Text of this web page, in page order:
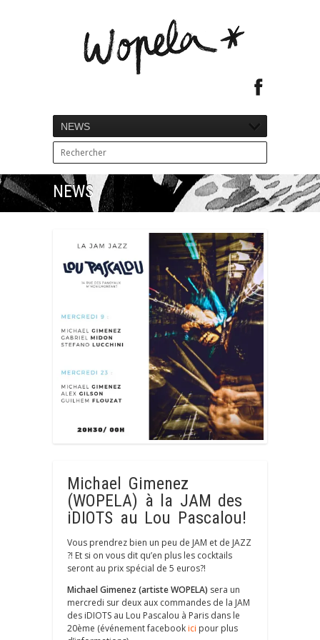
NEWS
NEWS
Michael Gimenez
(WOPELA) à la JAM des
iDIOTS au Lou Pascalou!
Vous prendrez bien un peu de JAM et de JAZZ
?! Et si on vous dit qu’en plus les cocktails
seront au prix spécial de 5 euros?!
Michael Gimenez (artiste WOPELA) sera un
mercredi sur deux aux commandes de la JAM
des iDIOTS au Lou Pascalou à Paris dans le
20ème (événement facebookici pour plus